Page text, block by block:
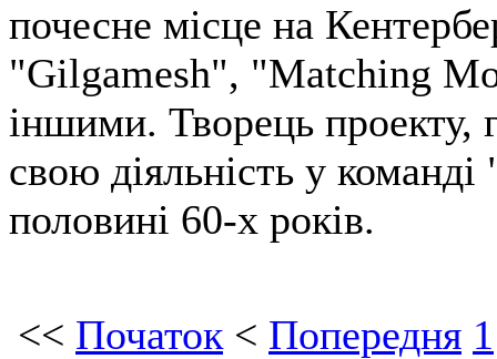
почесне місце на
"Gilgamesh", "Matching
іншими. Творець проекту,
свою діяльність у
половині 60-х років.
<< Початок < Попередня 1